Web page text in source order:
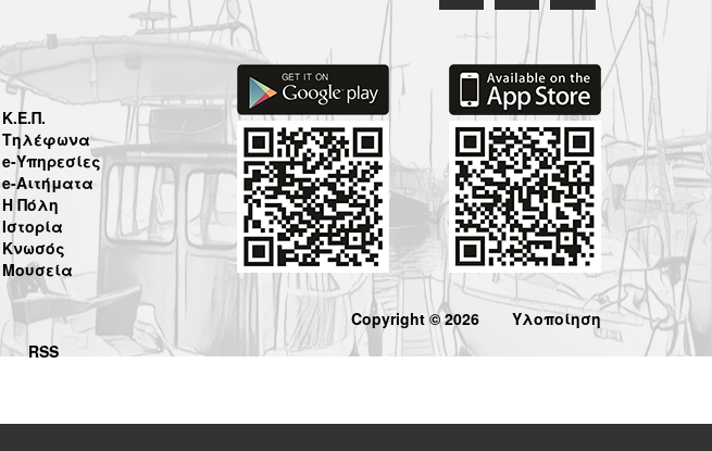
Κ.Ε.Π.
Τηλέφωνα
e-Υπηρεσίες
e-Αιτήματα
Η Πόλη
Ιστορία
Κνωσός
Μουσεία
RSS
Copyright © 2026 Υλοποίηση